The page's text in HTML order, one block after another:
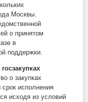
Москвы.
о принятом
в
поддержки.
о закупках
исполнения
исходя из условий